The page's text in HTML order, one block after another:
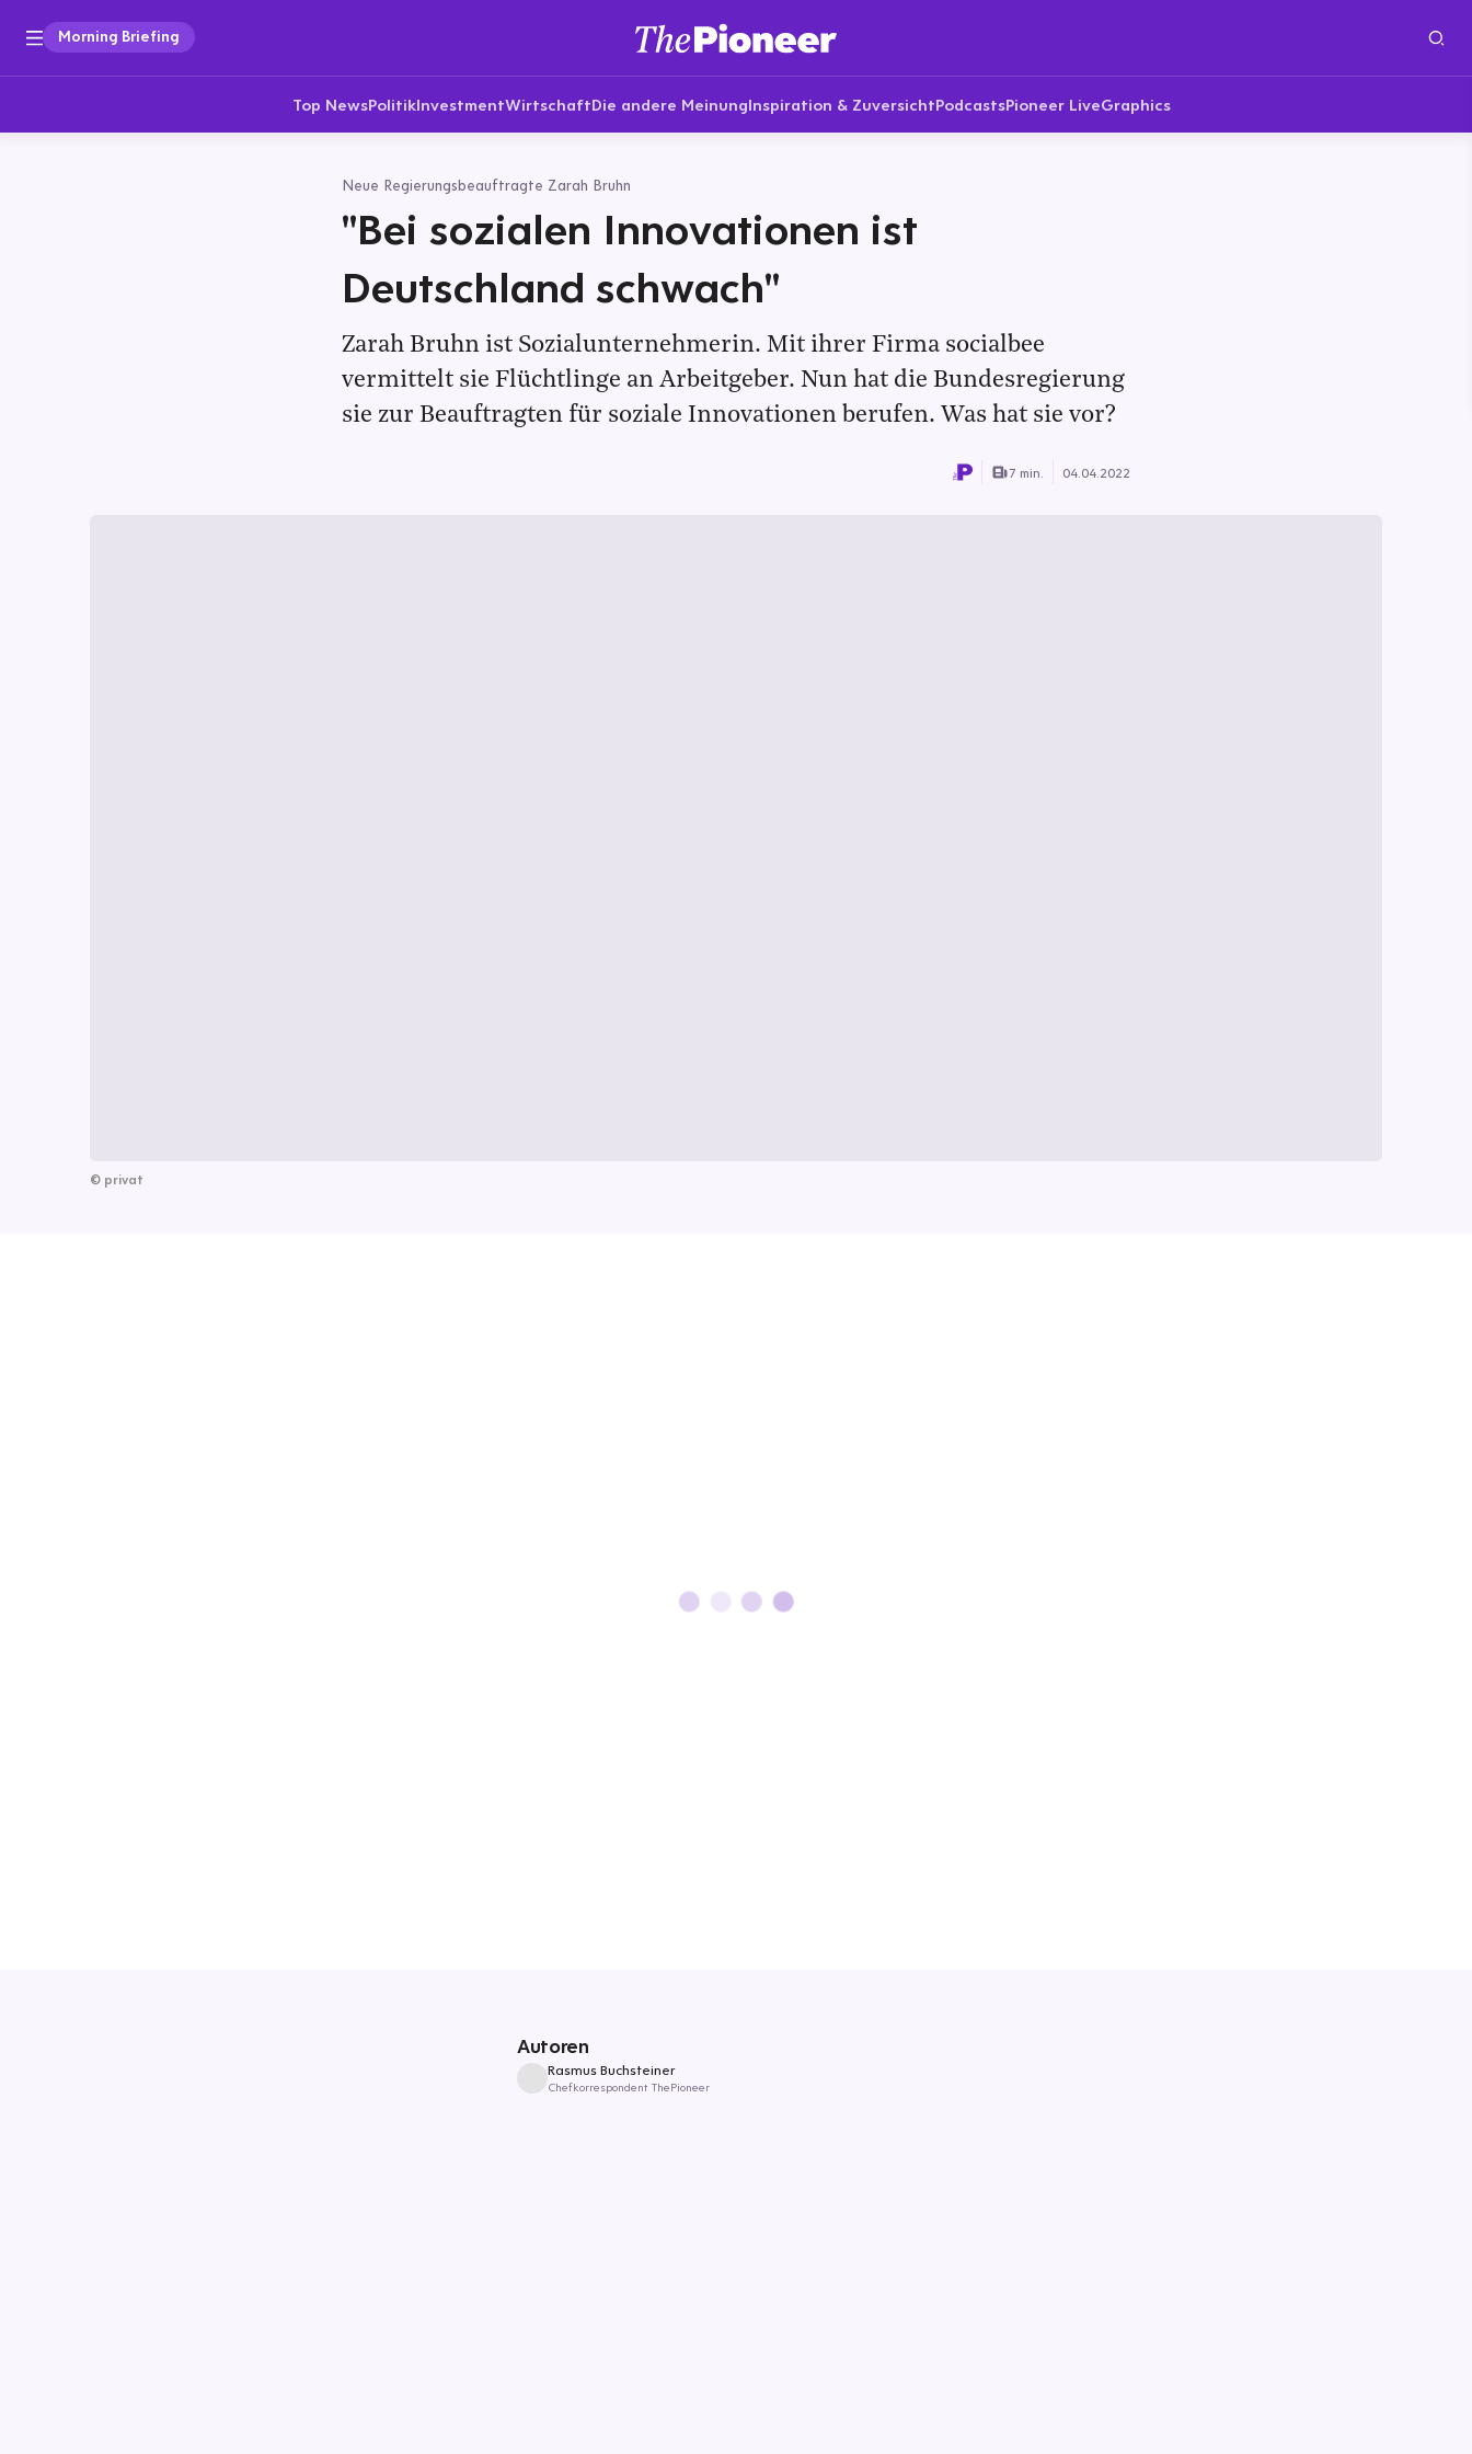
Morning Briefing
Top NewsPolitikInvestmentWirtschaftDie andere MeinungInspiration & ZuversichtPodcastsPioneer LiveGraphics
Neue Regierungsbeauftragte Zarah Bruhn
"Bei sozialen Innovationen ist
Deutschland schwach"
Zarah Bruhn ist Sozialunternehmerin. Mit ihrer Firma socialbee
vermittelt sie Flüchtlinge an Arbeitgeber. Nun hat die Bundesregierung
sie zur Beauftragten für soziale Innovationen berufen. Was hat sie vor?
7 min. 04.04.2022
© privat
Autoren
Rasmus Buchsteiner
Chefkorrespondent ThePioneer